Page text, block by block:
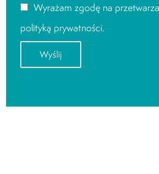
Wyrażam zgodę na
polityką prywatności.